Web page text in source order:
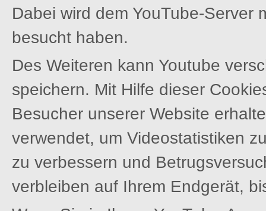
Dabei wird dem YouTube-Server
besucht haben.
Des Weiteren kann Youtube
speichern. Mit Hilfe dieser
Besucher unserer Website
verwendet, um Videostatistiken
zu verbessern und
verbleiben auf Ihrem Endgerät,